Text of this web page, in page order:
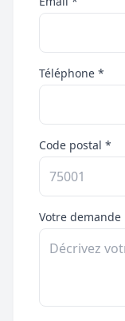
Téléphone *
Code postal *
Votre demande